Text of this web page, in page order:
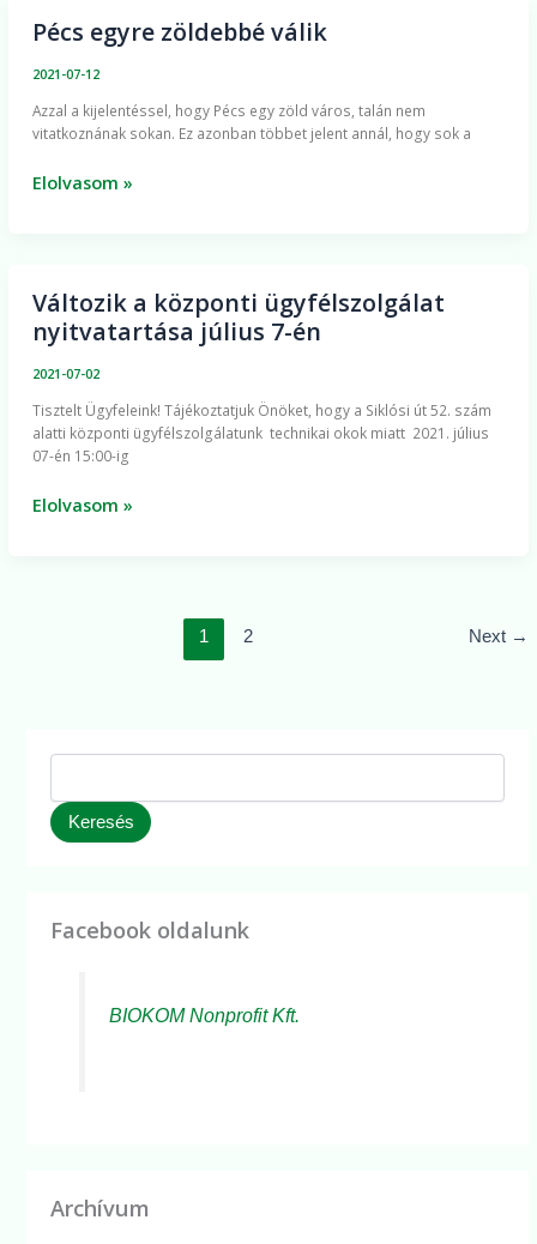
Pécs egyre zöldebbé válik
2021-07-12
Azzal a kijelentéssel, hogy Pécs egy zöld város, talán nem
vitatkoznának sokan. Ez azonban többet jelent annál, hogy sok a
Pécs
válik
Elolvasom »
Változik a központi ügyfélszolgálat
nyitvatartása július 7-én
2021-07-02
Tisztelt Ügyfeleink! Tájékoztatjuk Önöket, hogy a Siklósi út 52. szám
alatti központi ügyfélszolgálatunk technikai okok miatt 2021. július
07-én 15:00-ig
Változik
a
nyitvatartása
július
én
Elolvasom »
1 2 Next →
Keresés
Facebook oldalunk
BIOKOM Nonprofit Kft.
Archívum